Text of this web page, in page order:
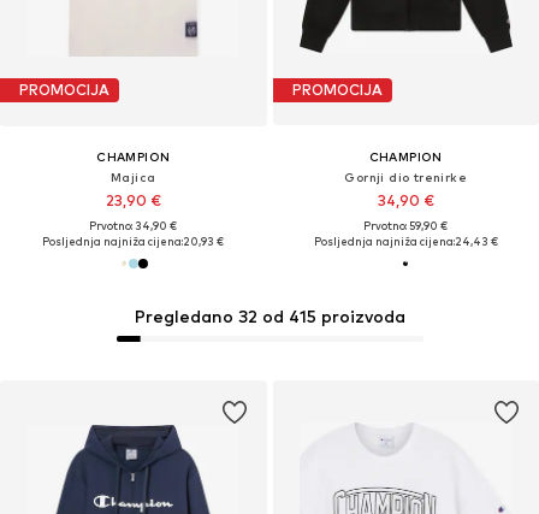
PROMOCIJA
CHAMPION
Majica
23,90 €
Prvotno: 34,90 €
Posljednja najniža cijena:20,93 €
PROMOCIJA
CHAMPION
Gornji dio trenirke
34,90 €
Prvotno: 59,90 €
Posljednja najniža cijena:24,43 €
Pregledano 32 od 415 proizvoda